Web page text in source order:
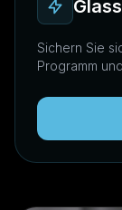
Sichern Sie
Programm